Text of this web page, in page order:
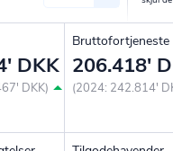
DKK
DKK)
Bruttofortjeneste
206.418'
(2024: 242.814'